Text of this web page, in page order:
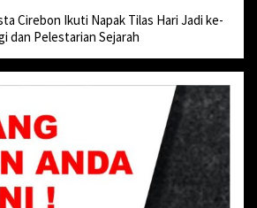
Cirebon Ikuti Napak Tilas Hari Jadi ke-
dan Pelestarian Sejarah